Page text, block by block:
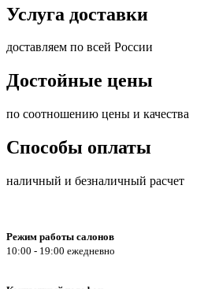
Услуга доставки
доставляем по всей России
Достойные цены
по соотношению цены и качества
Способы оплаты
наличный и безналичный расчет
Режим работы салонов
10:00 - 19:00 ежедневно